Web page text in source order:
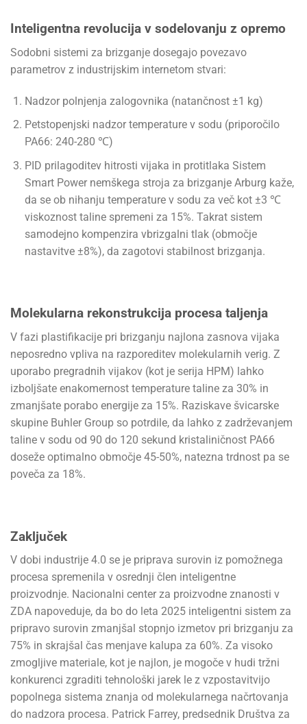
Inteligentna revolucija v sodelovanju z opremo
Sodobni sistemi za brizganje dosegajo povezavo
parametrov z industrijskim internetom stvari:
Nadzor polnjenja zalogovnika (natančnost ±1 kg)
Petstopenjski nadzor temperature v sodu (priporočilo
PA66: 240-280 ℃)
PID prilagoditev hitrosti vijaka in protitlaka Sistem
Smart Power nemškega stroja za brizganje Arburg kaže,
da se ob nihanju temperature v sodu za več kot ±3 ℃
viskoznost taline spremeni za 15%. Takrat sistem
samodejno kompenzira vbrizgalni tlak (območje
nastavitve ±8%), da zagotovi stabilnost brizganja.
Molekularna rekonstrukcija procesa taljenja
V fazi plastifikacije pri brizganju najlona zasnova vijaka
neposredno vpliva na razporeditev molekularnih verig. Z
uporabo pregradnih vijakov (kot je serija HPM) lahko
izboljšate enakomernost temperature taline za 30% in
zmanjšate porabo energije za 15%. Raziskave švicarske
skupine Buhler Group so potrdile, da lahko z zadrževanjem
taline v sodu od 90 do 120 sekund kristaliničnost PA66
doseže optimalno območje 45-50%, natezna trdnost pa se
poveča za 18%.
Zaključek
V dobi industrije 4.0 se je priprava surovin iz pomožnega
procesa spremenila v osrednji člen inteligentne
proizvodnje. Nacionalni center za proizvodne znanosti v
ZDA napoveduje, da bo do leta 2025 inteligentni sistem za
pripravo surovin zmanjšal stopnjo izmetov pri brizganju za
75% in skrajšal čas menjave kalupa za 60%. Za visoko
zmogljive materiale, kot je najlon, je mogoče v hudi tržni
konkurenci zgraditi tehnološki jarek le z vzpostavitvijo
popolnega sistema znanja od molekularnega načrtovanja
do nadzora procesa. Patrick Farrey, predsednik Društva za